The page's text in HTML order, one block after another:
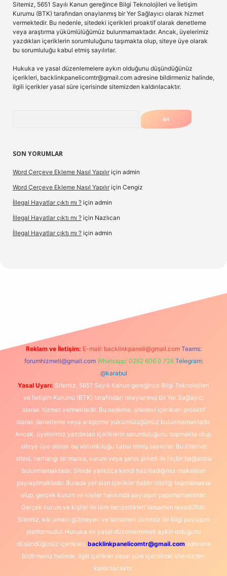
Sitemiz, 5651 Sayılı Kanun gereğince Bilgi Teknolojileri ve İletişim
Kurumu (BTK) tarafından onaylanmış bir Yer Sağlayıcı olarak hizmet
vermektedir. Bu nedenle, sitedeki içerikleri proaktif olarak denetleme
veya araştırma yükümlülüğümüz bulunmamaktadır. Ancak, üyelerimiz
yazdıkları içeriklerin sorumluluğunu taşımakta olup, siteye üye olarak
bu sorumluluğu kabul etmiş sayılırlar.
Hukuka ve yasal düzenlemelere aykırı olduğunu düşündüğünüz
içerikleri, backlinkpanelicomtr@gmail.com adresine bildirmeniz halinde,
ilgili içerikler yasal süre içerisinde sitemizden kaldırılacaktır.
SON YORUMLAR
Word Çerçeve Ekleme Nasıl Yapılır için admin
Word Çerçeve Ekleme Nasıl Yapılır için Cengiz
İllegal Hayatlar çıktı mı ? için admin
İllegal Hayatlar çıktı mı ? için Nazlıcan
İllegal Hayatlar çıktı mı ? için admin
Reklam ve İletişim: E-mail: backlinkpaneli@gmail.com Teams:
forumhizmeti@gmail.com Whatsapp: 0262 606 0 726 Telegram:
@karabul
Yasal Uyarı: Sitemiz, 5651 Sayılı Kanun gereğince Bilgi Teknolojileri
ve İletişim Kurumu (BTK) tarafından onaylanmış bir Yer Sağlayıcı
olarak hizmet vermektedir. Bu nedenle, sitedeki içerikleri proaktif
olarak denetleme veya araştırma yükümlülüğümüz bulunmamaktadır.
Ancak, üyelerimiz yazdıkları içeriklerin sorumluluğunu taşımakta olup,
siteye üye olarak bu sorumluluğu kabul etmiş sayılırlar. Bu internet
sitesi, herhangi bir marka, kurum veya şahıs şirketi ile hiçbir bağlantısı
bulunmamaktadır. Sitede yalnızca kendi hazırladığımız makaleler
paylaşılmaktadır. Burada yer alan içerikler haber niteliği taşımamakta
olup, gerçek kurum ve kişiler hakkında paylaşım yapılmamaktadır.
Gerçek kurum ve kişiler ile isim benzerlikleri tamamen tesadüfidir.
Sitemiz, kar amacı gütmeyen ve tamamen ücretsiz bir bilgi paylaşım
platformudur. Hukuka ve yasal düzenlemelere aykırı olduğunu
düşündüğünüz içerikleri, backlinkpanelicomtr@gmail.comadresine
bildirmeniz halinde, ilgili içerikler yasal süre içerisinde sitemizden
kaldırılacaktır.